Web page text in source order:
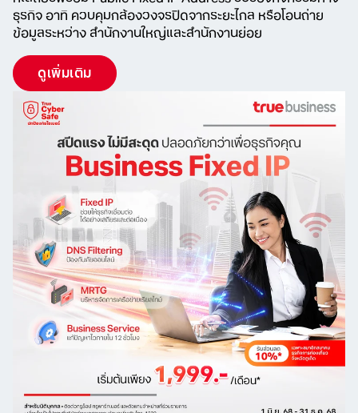
ธุรกิจ อาทิ ควบคุมกล้องวงจรปิดจากระยะไกล หรือโอนถ่าย
ข้อมูลระหว่าง สำนักงานใหญ่และสำนักงานย่อย
ดูเพิ่มเติม